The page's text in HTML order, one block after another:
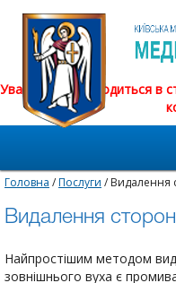
Увага! Сайт знаходиться в
Головна /Послуги / Видалення
Видалення
Найпростішим методом
зовнішнього вуха є